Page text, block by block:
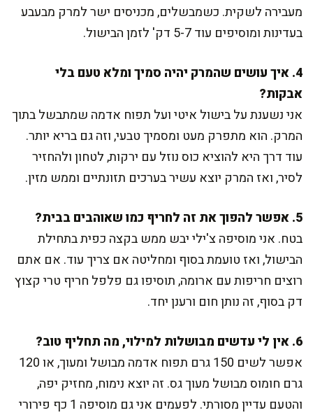
מעבירה לשקית. כשמבשלים, מכניסים ישר למרק מבעבע
בעדינות ומוסיפים עוד 5-7 דק' לזמן הבישול.
4. איך עושים שהמרק יהיה סמיך ומלא טעם בלי
אבקות?
אני נשענת על בישול איטי ועל תפוח אדמה שמתבשל בתוך
המרק. הוא מתפרק מעט ומסמיך טבעי, וזה גם בריא יותר.
עוד דרך היא להוציא כוס נוזל עם ירקות, לטחון ולהחזיר
לסיר, ואז המרק יוצא עשיר בערכים תזונתיים וממש מזין.
5. אפשר להפוך את זה לחריף כמו שאוהבים בבית?
בטח. אני מוסיפה צ'ילי יבש ממש בקצה כפית בתחילת
הבישול, ואז טועמת בסוף ומחליטה אם צריך עוד. אם אתם
רוצים חריפות עם ארומה, תוסיפו גם פלפל חריף טרי קצוץ
דק בסוף, זה נותן חום ורענן יחד.
6. אין לי עדשים מבושלות למילוי, מה תחליף טוב?
אפשר לשים 150 גרם תפוח אדמה מבושל ומעוך, או 120
גרם חומוס מבושל מעוך גס. זה יוצא נימוח, מחזיק יפה,
והטעם עדיין מסורתי. לפעמים אני גם מוסיפה 1 כף פירורי